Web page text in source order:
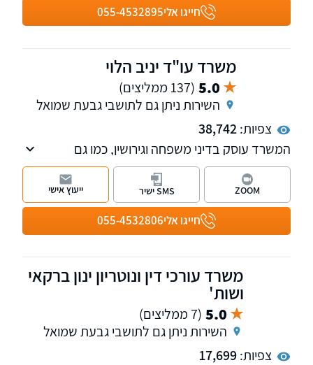
העבודה. למשרד שלוחות ברמת גן, ראשון לציון
ונתניה.
חייגו אלי055-4532895
משרד עו"ד יניב הלוי
5.0 (137 ממליצים)
השירות ניתן גם לתושבי גבעת שמואל
צפיות:38,742
המשרד עוסק בדיני משפחה וגירושין, כמו גם
בחדלות פירעון-פשיטת רגל. המשרד יצר תקדימים
משפטיים בתחום המשפחה והמשמורת
חייגו אלי055-4532806
ZOOM SMS ישיר ייעוץ אישי
משרד עורכי דין ונוטריון ינון ברקאי
ושות'
5.0 (7 ממליצים)
השירות ניתן גם לתושבי גבעת שמואל
צפיות:17,699